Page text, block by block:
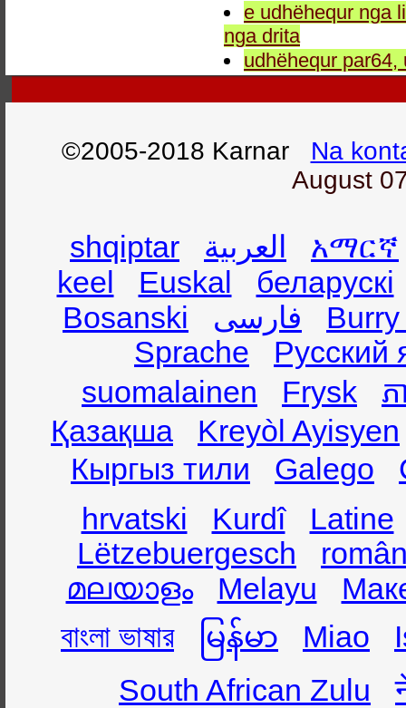
e udhëhequr nga
nga drita
udhëhequr
©2005-2018 Karnar Na
August
shqiptar العربية
አማርኛ
keel
Euskal
беларускі
Bosanski
فارسی
Sprache
Русский
suomalainen
Frysk
ភ
Қазақша
Kreyòl Ayisyen
Кыргыз тили
Galego
hrvatski
Kurdî
Latine
Lëtzebuergesch
മലയാളം
Melayu
বাংলা ভাষার
မြန်မာ Miao
South African Zulu